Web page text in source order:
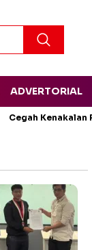
ADVERTORIAL
Cegah Kenakalan